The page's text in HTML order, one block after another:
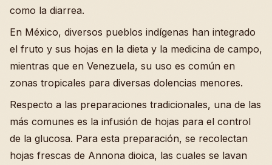
como la diarrea.
En México, diversos pueblos indígenas han integrado
el fruto y sus hojas en la dieta y la medicina de campo,
mientras que en Venezuela, su uso es común en
zonas tropicales para diversas dolencias menores.
Respecto a las preparaciones tradicionales, una de las
más comunes es la infusión de hojas para el control
de la glucosa. Para esta preparación, se recolectan
hojas frescas de Annona dioica, las cuales se lavan